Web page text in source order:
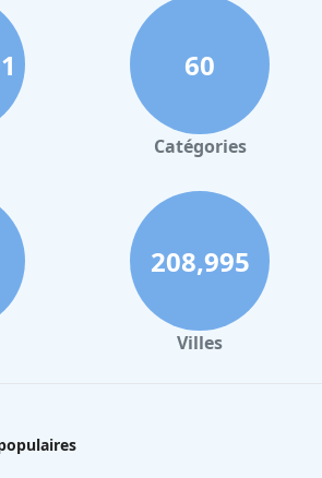
60
Catégories
208,995
Villes